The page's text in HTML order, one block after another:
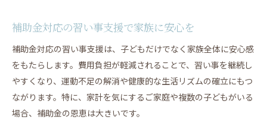
自分に合った習い事支援の選び方ポイント
セミパーソナル習い事支援で得られる効果
習い事支援プログラム選びのチェックポイント
LAKSHIMI 大阪福島店
LAKSHIMI
BEZEL
補助金対応の習い事支援で家族に安心を
補助金対応の習い事支援は、子どもだけでなく家族全体に安心感
をもたらします。費用負担が軽減されることで、習い事を継続し
やすくなり、運動不足の解消や健康的な生活リズムの確立にもつ
ながります。特に、家計を気にするご家庭や複数の子どもがいる
場合、補助金の恩恵は大きいです。